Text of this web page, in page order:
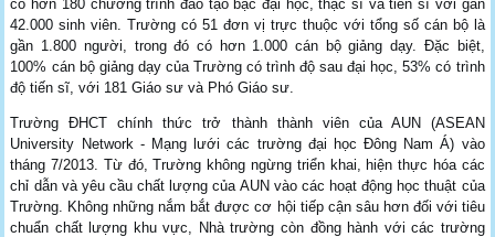
có hơn 180 chương trình đào tạo bậc đại học, thạc sĩ và tiến sĩ với gần
42.000 sinh viên. Trường có 51 đơn vị trực thuộc với tổng số cán bộ là
gần 1.800 người, trong đó có hơn 1.000 cán bộ giảng dạy. Đặc biệt,
100% cán bộ giảng dạy của Trường có trình độ sau đại học, 53% có trình
độ tiến sĩ, với 181 Giáo sư và Phó Giáo sư.
Trường ĐHCT chính thức trở thành thành viên của AUN (ASEAN
University Network - Mạng lưới các trường đại học Đông Nam Á) vào
tháng 7/2013. Từ đó, Trường không ngừng triển khai, hiện thực hóa các
chỉ dẫn và yêu cầu chất lượng của AUN vào các hoạt động học thuật của
Trường. Không những nắm bắt được cơ hội tiếp cận sâu hơn đối với tiêu
chuẩn chất lượng khu vực, Nhà trường còn đồng hành với các trường